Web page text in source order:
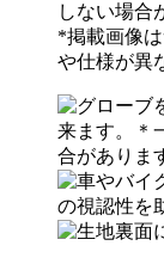
しない場合
*掲載画像
や仕様が異